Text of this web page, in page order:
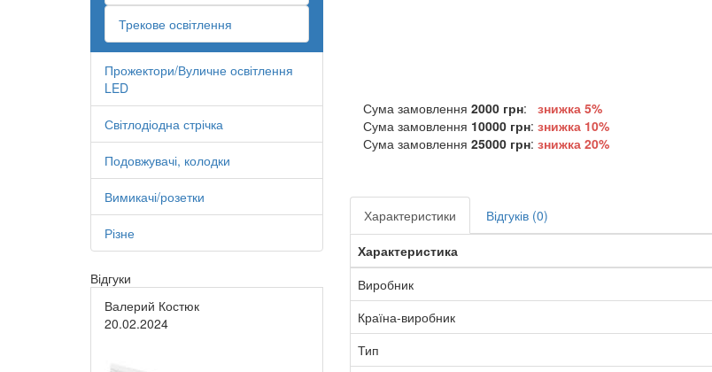
Трекове освітлення
Прожектори/Вуличне освітлення
LED
Світлодіодна стрічка
Подовжувачі, колодки
Вимикачі/розетки
Різне
Відгуки
Валерий Костюк
20.02.2024
Сума замовлення 2000 грн:
знижка 5%
Сума замовлення 10000 грн: знижка10%
Сума замовлення 25000 грн: знижка20%
Характеристики
Відгуків (0)
Характеристика
Виробник
Країна-виробник
Тип